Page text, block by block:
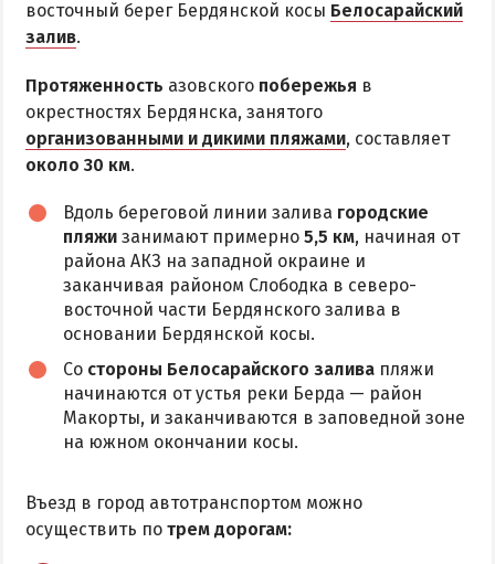
Санатории
ПИТАНИЕ
РАЗВЛЕЧЕНИЯ
Аквапарк
Дельфинарий
Зоопарк
Виндсерфинг
Рыбалка
ДОСТОПРИМЕЧАТЕЛЬНОСТИ
Памятники и скульптуры
Бердянские маяки
восточный берег Бердянской косы Белосарайский
залив.
Протяженность азовского побережья в
окрестностях Бердянска, занятого
организованными и дикими пляжами, составляет
около 30 км.
Вдоль береговой линии залива городские
пляжи занимают примерно 5,5 км, начиная от
района АКЗ на западной окраине и
заканчивая районом Слободка в северо-
восточной части Бердянского залива в
основании Бердянской косы.
Со стороны Белосарайского залива пляжи
начинаются от устья реки Берда — район
Макорты, и заканчиваются в заповедной зоне
на южном окончании косы.
Въезд в город автотранспортом можно
осуществить по трем дорогам: